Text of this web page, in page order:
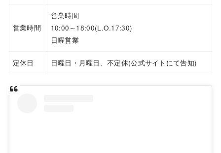
営業時間
営業時間
10:00～18:00(L.O.17:30)
日曜営業
定休日 日曜日・月曜日、不定休(公式サイトにて告知)